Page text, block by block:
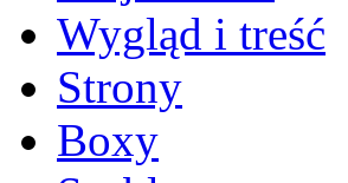
Wygląd i treść
Strony
Boxy